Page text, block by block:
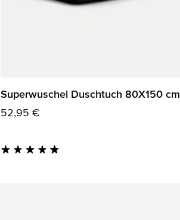
Superwuschel Duschtuch 80X150 cm
Regulärer Preis:
52,95 €